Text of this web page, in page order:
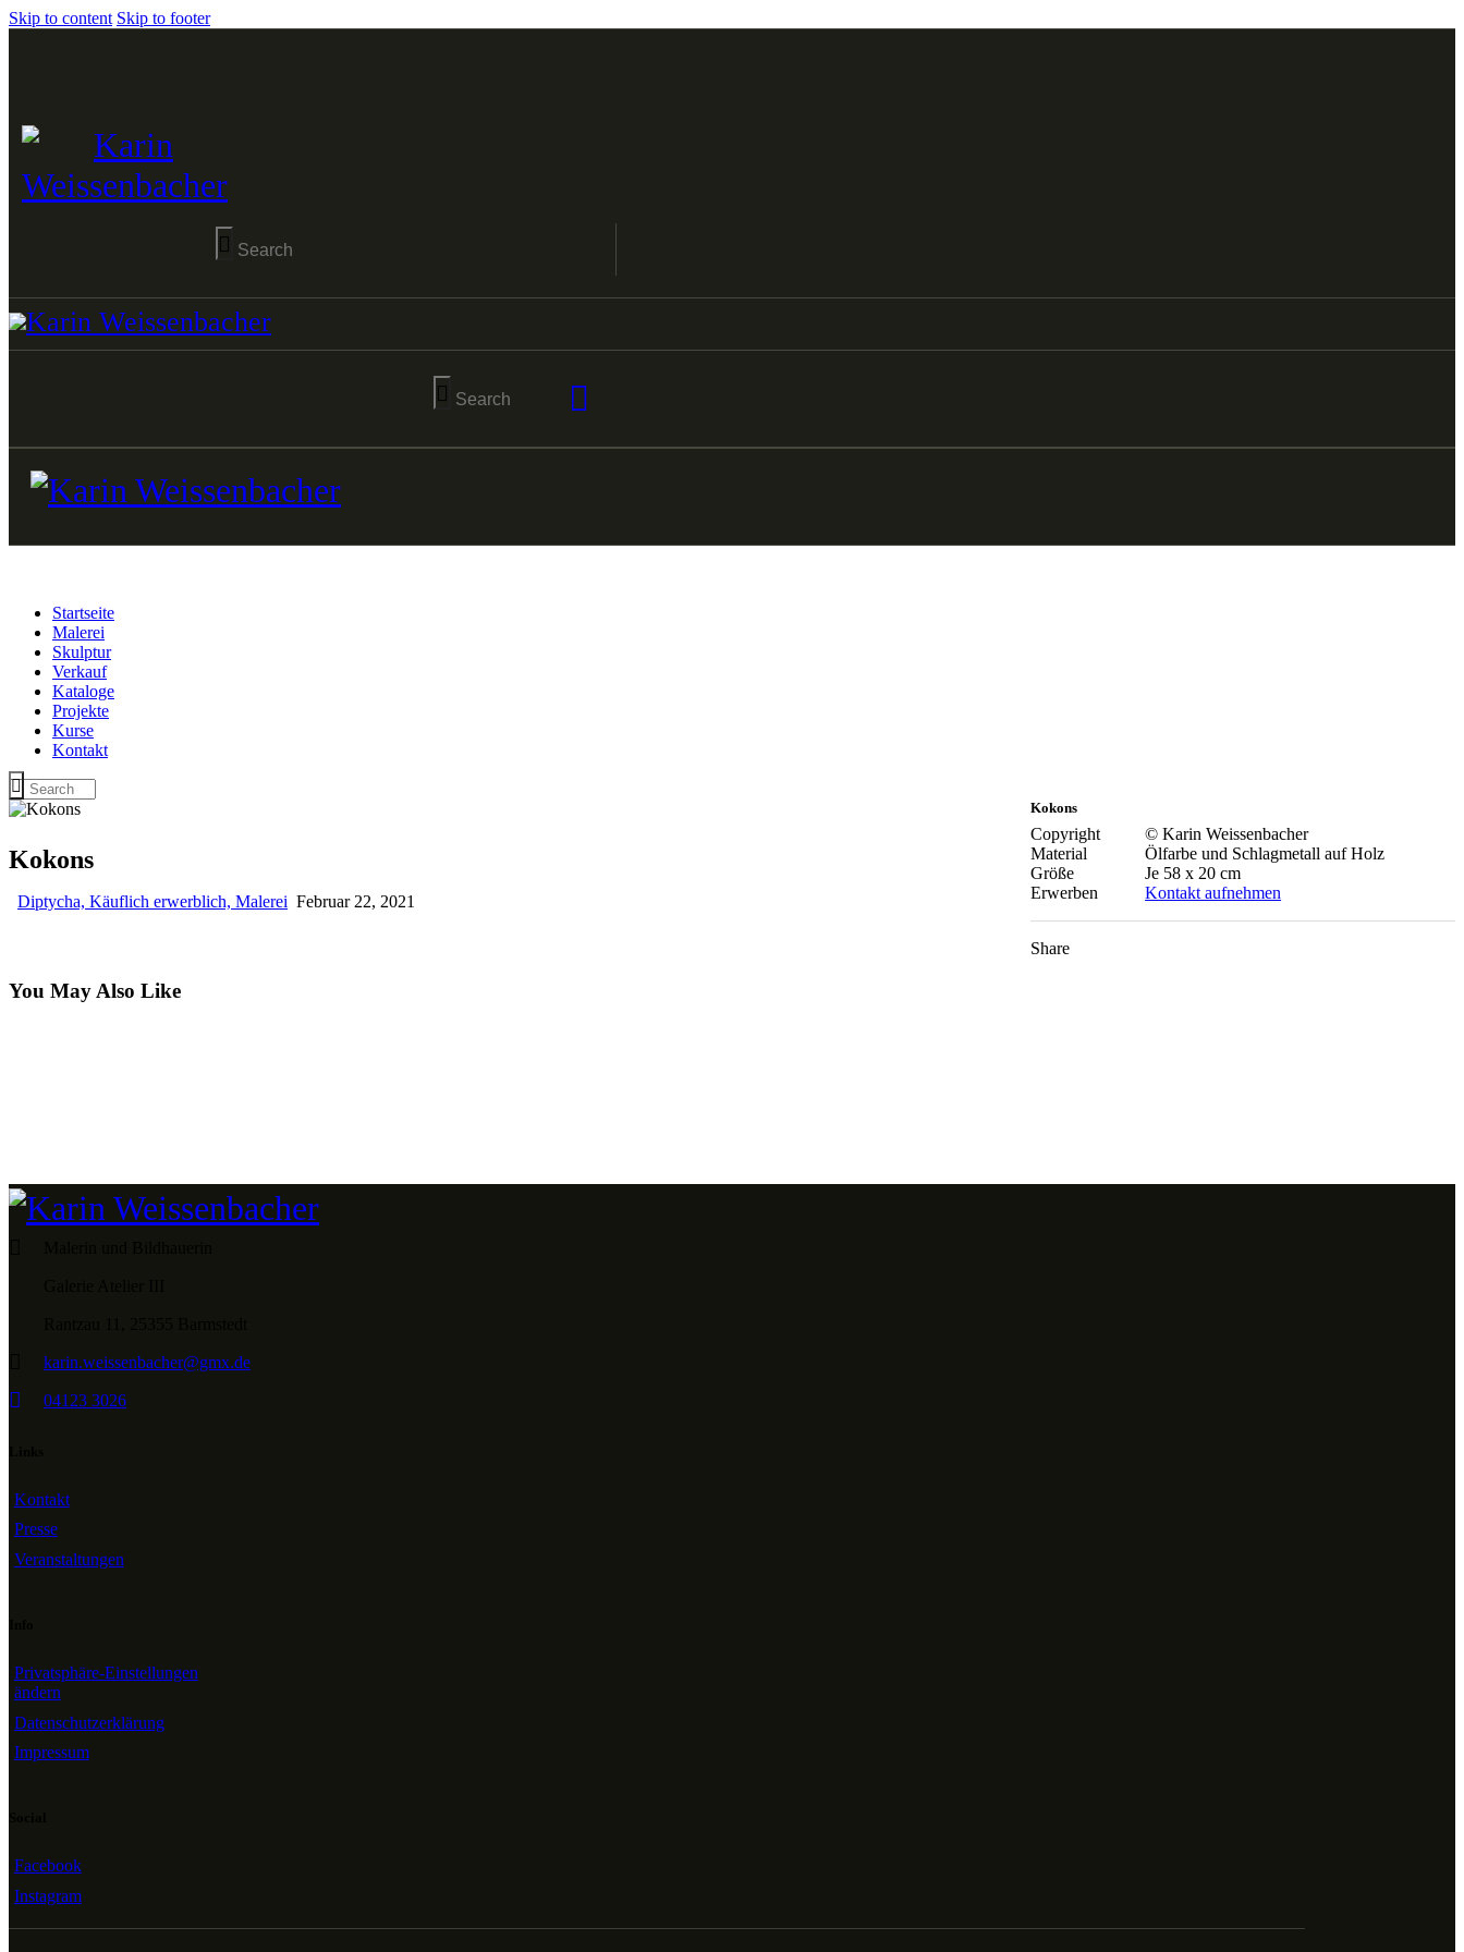
Skip to content Skip to footer
Startseite
Malerei
Skulptur
Verkauf
Kataloge
Projekte
Kurse
Kontakt
Kokons
Diptycha, Käuflich erwerblich, Malerei Februar 22, 2021
Kokons
Copyright
© Karin Weissenbacher
Material
Ölfarbe und Schlagmetall auf Holz
Größe
Je 58 x 20 cm
Erwerben
Kontakt aufnehmen
Share
You May Also Like
karin.weissenbacher@gmx.de
04123 3026
Kontakt
Presse
Veranstaltungen
Privatsphäre-Einstellungen
ändern
Datenschutzerklärung
Impressum
Facebook
Instagram